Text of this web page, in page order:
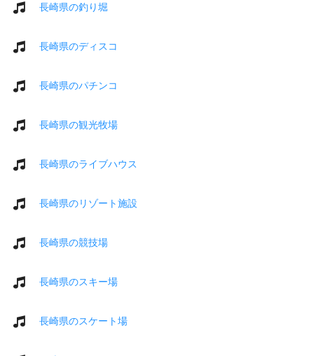
長崎県の釣り堀
長崎県のディスコ
長崎県のパチンコ
長崎県の観光牧場
長崎県のライブハウス
長崎県のリゾート施設
長崎県の競技場
長崎県のスキー場
長崎県のスケート場